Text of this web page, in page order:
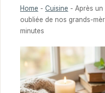
Home - Cuisine - Après
oubliée de nos grands-
minutes